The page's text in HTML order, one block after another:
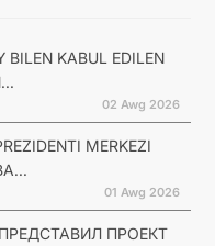
BILEN KABUL EDILEN
02 Awg 2026
MERKEZI
01 Awg 2026
ПРОЕКТ